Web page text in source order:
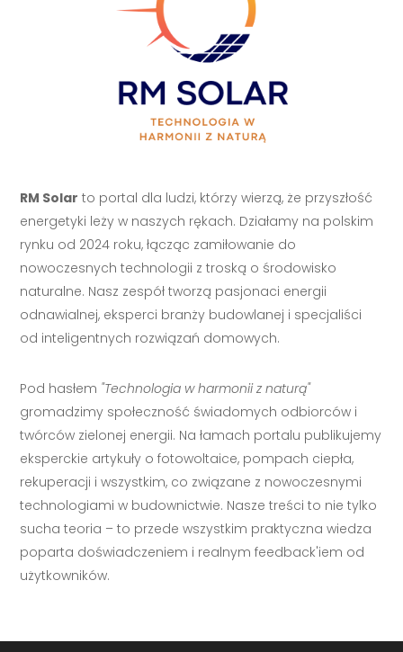
RM Solar to portal dla ludzi, którzy wierzą, że przyszłość
energetyki leży w naszych rękach. Działamy na polskim
rynku od 2024 roku, łącząc zamiłowanie do
nowoczesnych technologii z troską o środowisko
naturalne. Nasz zespół tworzą pasjonaci energii
odnawialnej, eksperci branży budowlanej i specjaliści
od inteligentnych rozwiązań domowych.
Pod hasłem "Technologia w harmonii z naturą"
gromadzimy społeczność świadomych odbiorców i
twórców zielonej energii. Na łamach portalu publikujemy
eksperckie artykuły o fotowoltaice, pompach ciepła,
rekuperacji i wszystkim, co związane z nowoczesnymi
technologiami w budownictwie. Nasze treści to nie tylko
sucha teoria – to przede wszystkim praktyczna wiedza
poparta doświadczeniem i realnym feedback'iem od
użytkowników.